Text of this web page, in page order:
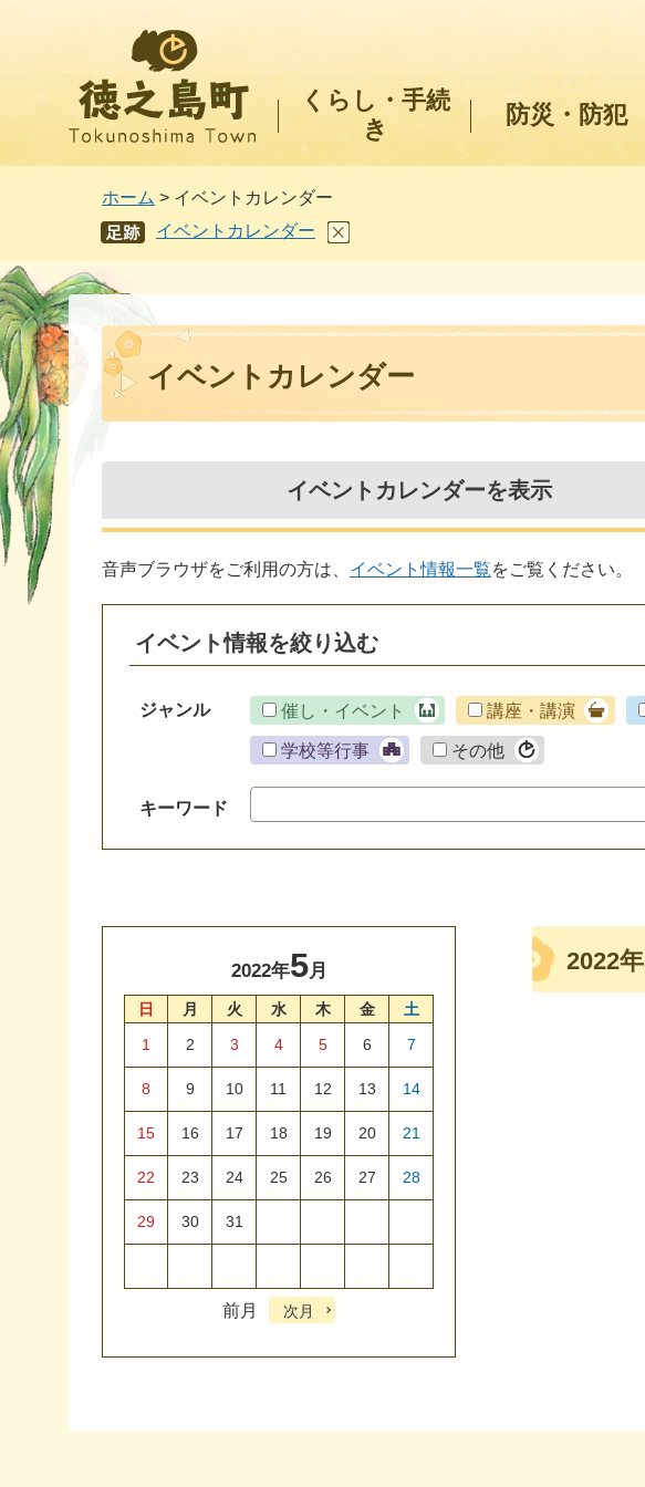
くらし・手続
き
防災・防犯
ホーム > イベントカレンダー
あし
あと
イベントカレンダー
イベントカレンダー
イベントカレンダーを表示
音声ブラウザをご利用の方は、 イベント情報一覧をご覧ください。
イベント情報を絞り込む
ジャンル 催し・イベント 講座・講演
学校等行事 その他
キーワード
2022年5月
日 月 火 水 木 金
土
1
2 3 4 5 6 7
8 9 10 11 12 13 14
15 16 17 18 19 20 21
22 23 24 25 26 27 28
29 30 31
前月 次月
2022